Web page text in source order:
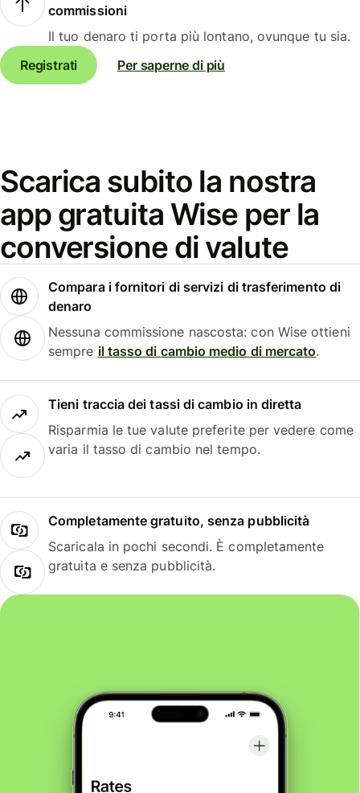
commissioni
Il tuo denaro ti porta più lontano, ovunque tu sia.
Registrati
Per saperne di più
Scarica subito la nostra
app gratuita Wise per la
conversione di valute
Compara i fornitori di servizi di trasferimento di
denaro
Nessuna commissione nascosta: con Wise ottieni
sempre il tasso di cambio medio di mercato.
Tieni traccia dei tassi di cambio in diretta
Risparmia le tue valute preferite per vedere come
varia il tasso di cambio nel tempo.
Completamente gratuito, senza pubblicità
Scaricala in pochi secondi. È completamente
gratuita e senza pubblicità.